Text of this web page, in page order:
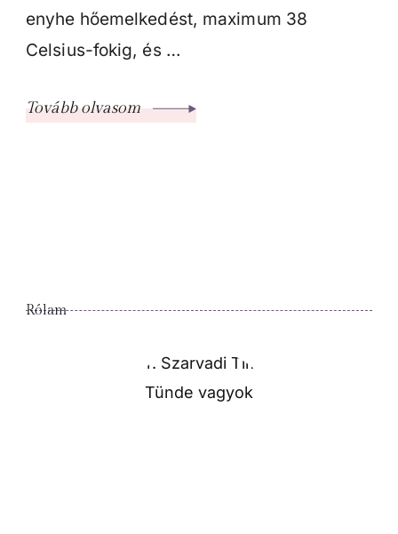
enyhe hőemelkedést, maximum 38
Celsius-fokig, és …
Tovább olvasom
Rólam